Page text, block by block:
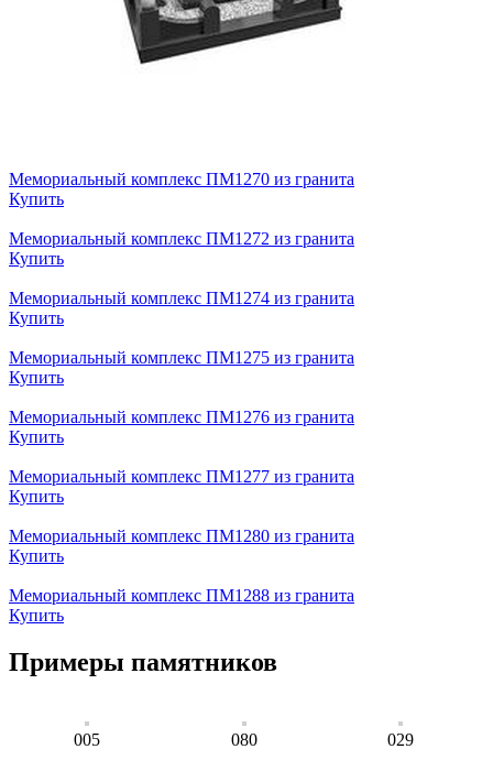
Мемориальный комплекс ПМ1270 из гранита
Купить
Мемориальный комплекс ПМ1272 из гранита
Купить
Мемориальный комплекс ПМ1274 из гранита
Купить
Мемориальный комплекс ПМ1275 из гранита
Купить
Мемориальный комплекс ПМ1276 из гранита
Купить
Мемориальный комплекс ПМ1277 из гранита
Купить
Мемориальный комплекс ПМ1280 из гранита
Купить
Мемориальный комплекс ПМ1288 из гранита
Купить
Примеры памятников
005 080 029